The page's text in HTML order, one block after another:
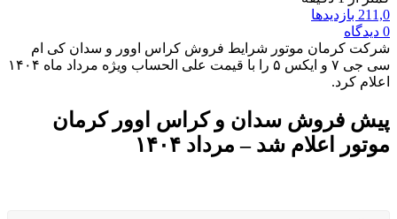
211,0 بازدیدها
0 دیدگاه
شرکت کرمان موتور شرایط فروش کراس اوور و سدان کی ام
سی جی ۷ و ایکس ۵ را با قیمت علی الحساب ویژه مرداد ماه ۱۴۰۴
اعلام کرد.
پیش فروش سدان و کراس اوور کرمان
موتور اعلام شد – مرداد ۱۴۰۴